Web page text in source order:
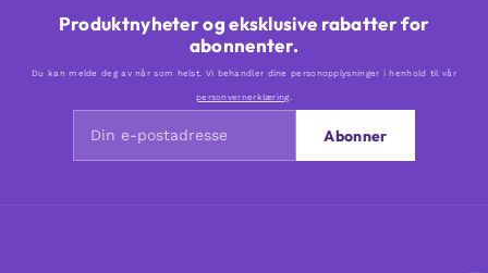
Produktnyheter og eksklusive rabatter for
abonnenter.
Du kan melde deg av når som helst. Vi behandler dine personopplysninger i henhold til vår
personvernerklæring.
Abonner